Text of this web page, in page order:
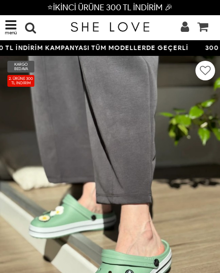
⭐İKİNCİ ÜRÜNE 300 TL İNDİRİM 🎉
menü
İNDİRİM KAMPANYASI TÜM MODELLERDE GEÇERLİ 300
KARGO
BEDAVA
2. ÜRÜNE 300
TL İNDİRİM